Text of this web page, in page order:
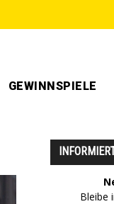
GEWINNSPIELE
Bleibe